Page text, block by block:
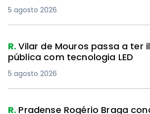
5 agosto 2026
R.Vilar de Mouros passa a ter
pública com tecnologia LED
5 agosto 2026
R. Pradense Rogério Braga